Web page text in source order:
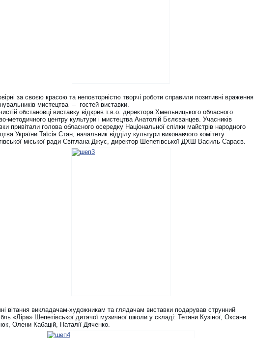
за своєю красою та неповторністю творчі роботи справили позитивні враження
мистецтва – гостей виставки.
обстановці виставку відкрив т.в.о. директора Хмельницького обласного
методичного центру культури і мистецтва Анатолій Бєлєванцев. Учасників
привітали голова обласного осередку Національної спілки майстрів народного
України Таїсія Стан, начальник відділу культури виконавчого комітету
міської ради Світлана Джус, директор Шепетівської ДХШ Василь Сараєв.
вітання викладачам-художникам та глядачам виставки подарував струнний
«Ліра» Шепетівської дитячої музичної школи у складі: Тетяни Кузіної, Оксани
Олени Кабацій, Наталії Дяченко.